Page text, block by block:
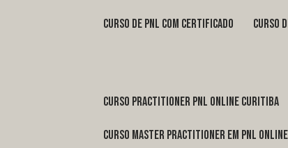
curso de pnl com certificado curso
curso practitioner pnl online Curitiba
curso master practitioner em pnl online